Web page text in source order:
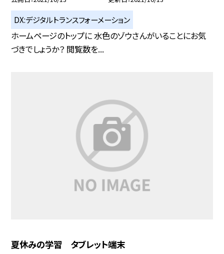
DX:デジタルトランスフォーメーション
ホームページのトップに 水色のゾウさんがいることにお気
づきでしょうか？ 閲覧数を...
夏休みの学習 タブレット端末